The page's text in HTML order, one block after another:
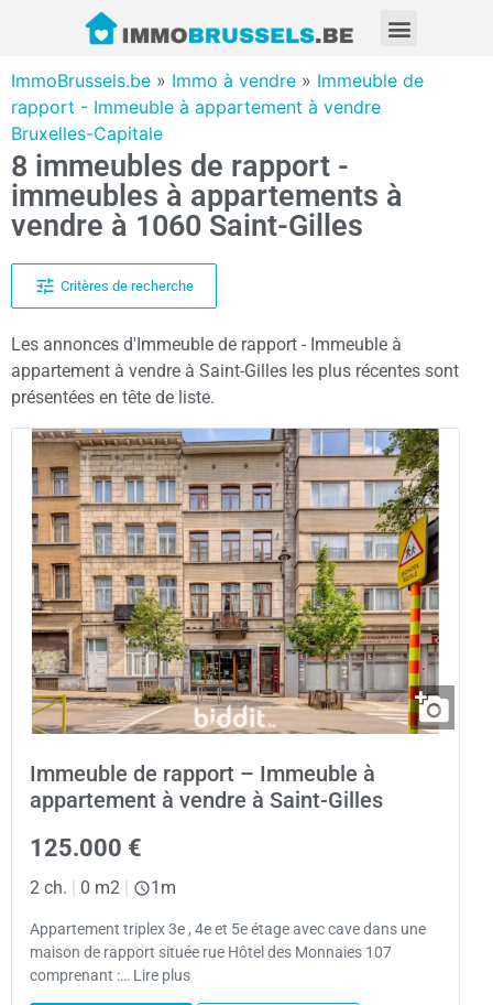
ImmoBrussels.be » Immo à vendre » Immeuble de
rapport - Immeuble à appartement à vendre
Bruxelles-Capitale
8 immeubles de rapport -
immeubles à appartements à
vendre à 1060 Saint-Gilles
Critères de recherche
Les annonces d'Immeuble de rapport - Immeuble à
appartement à vendre à Saint-Gilles les plus récentes sont
présentées en tête de liste.
Immeuble de rapport – Immeuble à
appartement à vendre à Saint-Gilles
125.000 €
2 ch. 0 m2 1m
Appartement triplex 3e , 4e et 5e étage avec cave dans une
maison de rapport située rue Hôtel des Monnaies 107
comprenant :… Lire plus